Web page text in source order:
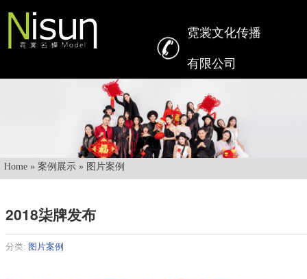
霓裳文化传播
有限公司
Home » 案例展示 » 图片案例
2018柒牌发布
分类: 图片案例